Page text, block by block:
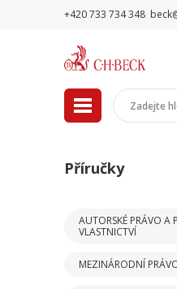
+420 733 734 348
Příručky
AUTORSKÉ PRÁVO A
VLASTNICTVÍ
MEZINÁRODNÍ